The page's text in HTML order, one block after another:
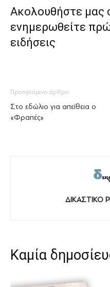
Ακολουθήστε μας
ενημερωθείτε
ειδήσεις
Προηγούμενο άρθρο
Στο εδώλιο για απείθεια ο
«Φραπές»
ΔΙΚΑΣΤΙΚΟ
Καμία